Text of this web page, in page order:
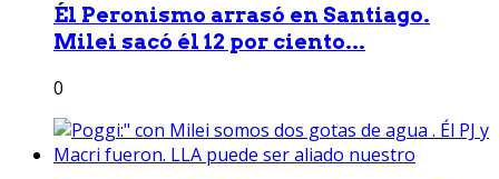
Él Peronismo arrasó en Santiago.
Milei sacó él 12 por ciento...
0